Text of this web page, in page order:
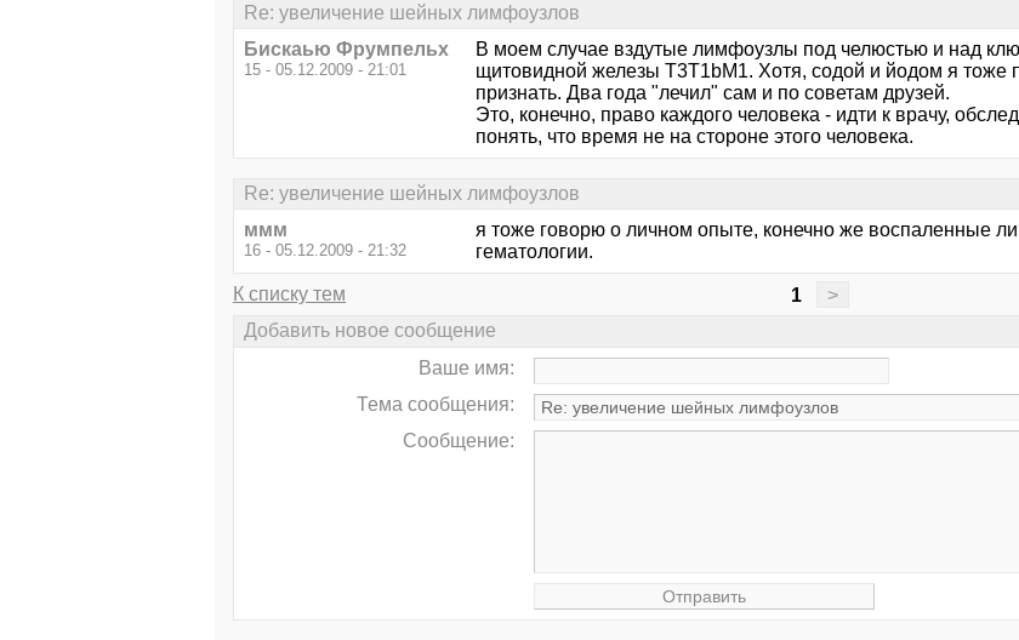
Re: увеличение шейных лимфоузлов
Бискаью Фрумпельх
15 - 05.12.2009 - 21:01
В моем случае вздутые лимфоузлы под челюстью и над
щитовидной железы Т3Т1bM1. Хотя, содой и йодом я тоже
признать. Два года "лечил" сам и по советам друзей.
Это, конечно, право каждого человека - идти к врачу,
понять, что время не на стороне этого человека.
Re: увеличение шейных лимфоузлов
ммм
16 - 05.12.2009 - 21:32
я тоже говорю о личном опыте, конечно же воспаленные
гематологии.
К списку тем 1 >
Добавить новое сообщение
Ваше имя:
Тема сообщения:
Сообщение: